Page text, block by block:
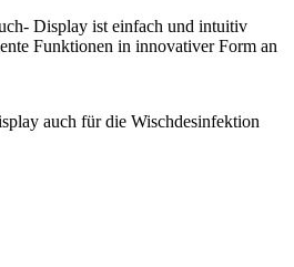
Display ist einfach und intuitiv
Funktionen in innovativer Form an
auch für die Wischdesinfektion